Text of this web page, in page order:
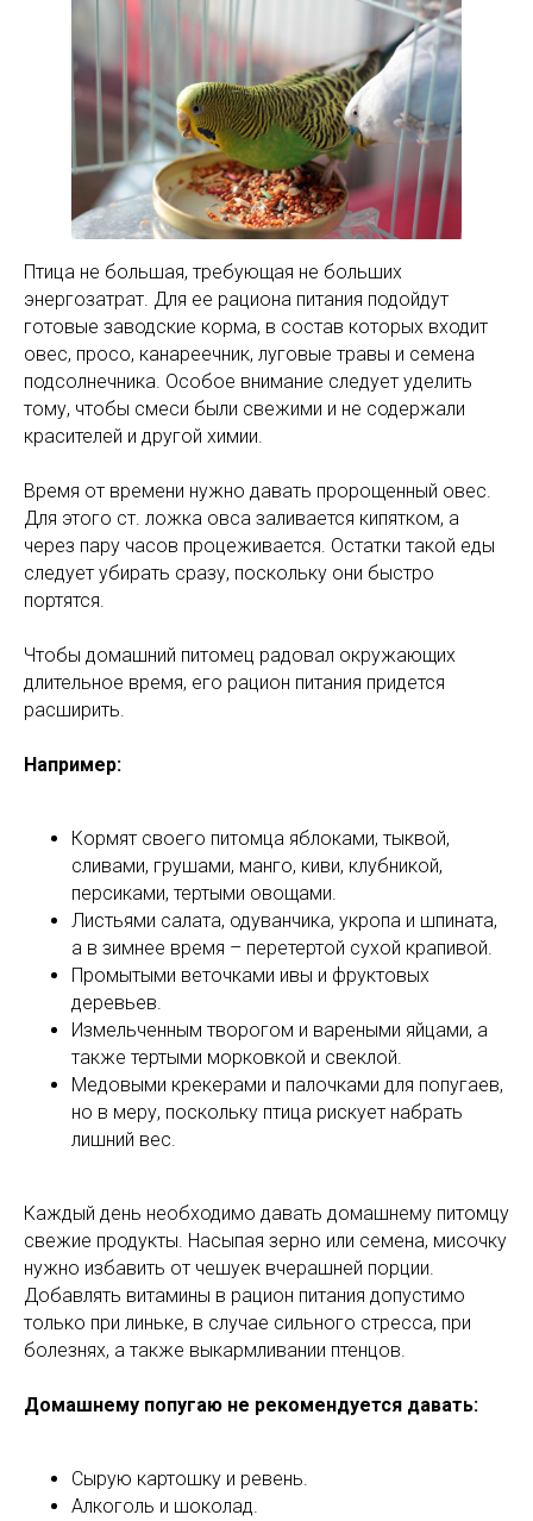
Птица не большая, требующая не больших
энергозатрат. Для ее рациона питания подойдут
готовые заводские корма, в состав которых входит
овес, просо, канареечник, луговые травы и семена
подсолнечника. Особое внимание следует уделить
тому, чтобы смеси были свежими и не содержали
красителей и другой химии.
Время от времени нужно давать пророщенный овес.
Для этого ст. ложка овса заливается кипятком, а
через пару часов процеживается. Остатки такой еды
следует убирать сразу, поскольку они быстро
портятся.
Чтобы домашний питомец радовал окружающих
длительное время, его рацион питания придется
расширить.
Например:
Кормят своего питомца яблоками, тыквой,
сливами, грушами, манго, киви, клубникой,
персиками, тертыми овощами.
Листьями салата, одуванчика, укропа и шпината,
а в зимнее время – перетертой сухой крапивой.
Промытыми веточками ивы и фруктовых
деревьев.
Измельченным творогом и вареными яйцами, а
также тертыми морковкой и свеклой.
Медовыми крекерами и палочками для попугаев,
но в меру, поскольку птица рискует набрать
лишний вес.
Каждый день необходимо давать домашнему питомцу
свежие продукты. Насыпая зерно или семена, мисочку
нужно избавить от чешуек вчерашней порции.
Добавлять витамины в рацион питания допустимо
только при линьке, в случае сильного стресса, при
болезнях, а также выкармливании птенцов.
Домашнему попугаю не рекомендуется давать:
Сырую картошку и ревень.
Алкоголь и шоколад.